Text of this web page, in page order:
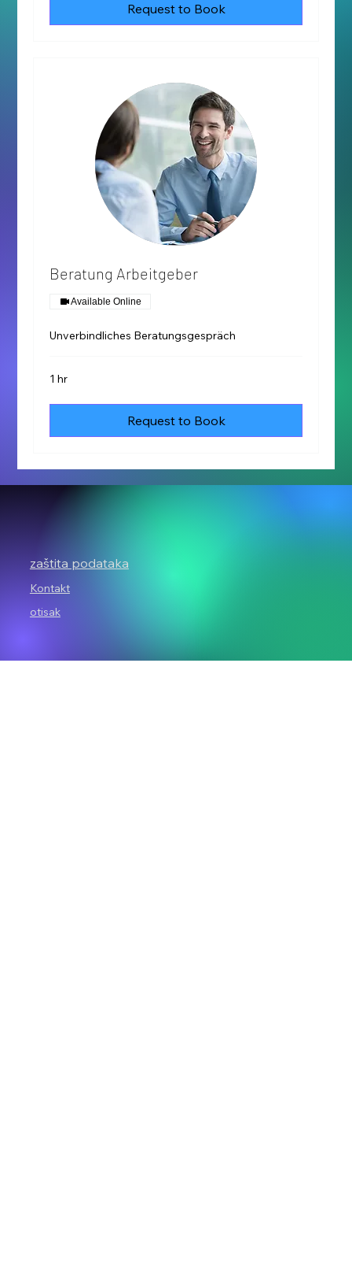
Request to Book
Beratung Arbeitgeber
Available Online
Unverbindliches Beratungsgespräch
1 hr
Request to Book
zaštita podataka
Kontakt
otisak